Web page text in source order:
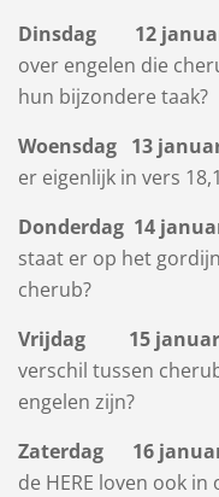
Dinsdag 12
over engelen die
hun bijzondere taak?
Woensdag 13
er eigenlijk in vers
Donderdag 14
staat er op het
cherub?
Vrijdag 15
verschil tussen
engelen zijn?
Zaterdag 16
de HERE loven ook